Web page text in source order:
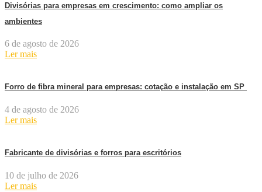
Divisórias para empresas em crescimento: como ampliar os
ambientes
6 de agosto de 2026
Ler mais
Forro de fibra mineral para empresas: cotação e instalação em SP
4 de agosto de 2026
Ler mais
Fabricante de divisórias e forros para escritórios
10 de julho de 2026
Ler mais